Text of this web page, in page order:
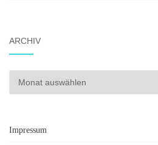
ARCHIV
Archiv
Impressum